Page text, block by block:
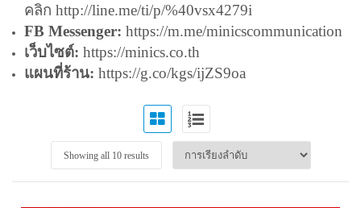
คลิก http://line.me/ti/p/%40vsx4279i
FB Messenger: https://m.me/minicscommunication
เว็บไซต์: https://minics.co.th
แผนที่ร้าน: https://g.co/kgs/ijZS9oa
Showing all 10 results